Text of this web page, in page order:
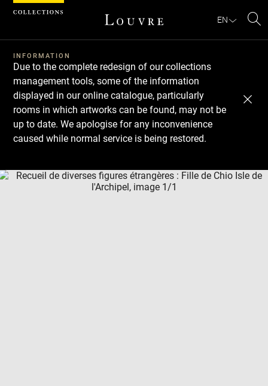
EN
INFORMATION
Due to the complete redesign of our collections
management tools, some of the information
displayed in our online catalogue, particularly
rooms in which artworks can be found, may not be
up to date. We apologise for any inconvenience
caused while normal service is being restored.
Download
Next
Previous
Cookies management panel